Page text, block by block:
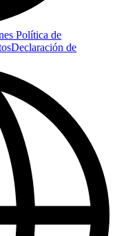
Política de
Declaración de